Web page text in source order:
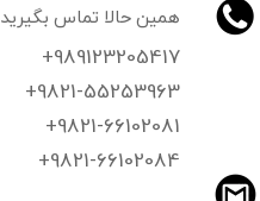
همین حالا تماس بگیرید
+989123205417
+9821-55253963
+9821-66102081
​​​​​​​+9821-66102084